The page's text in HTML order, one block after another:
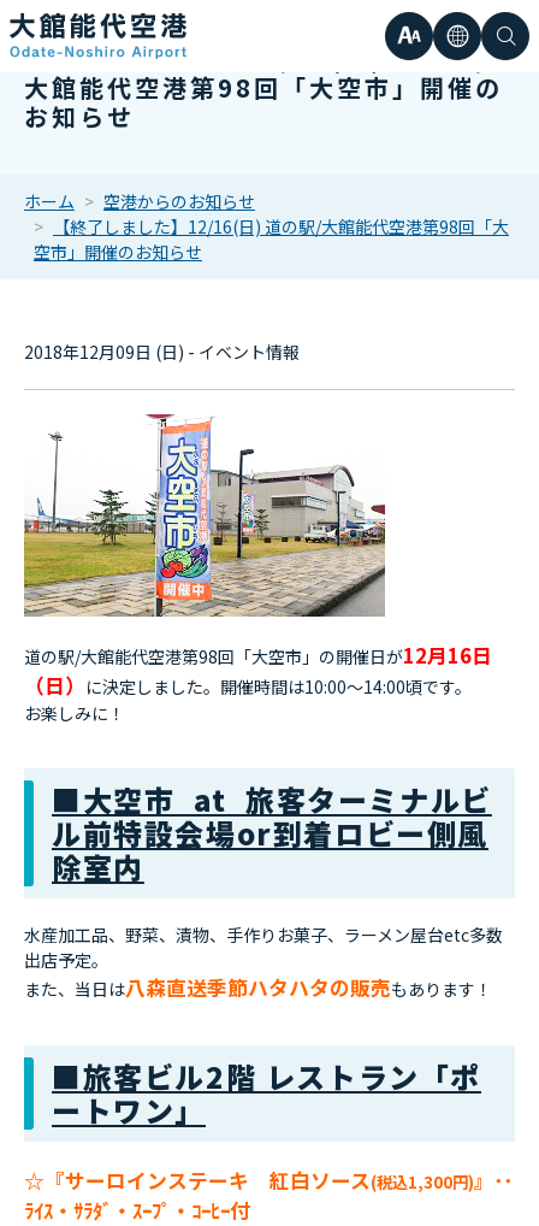
文
サ
小
大
言日本語
検
【終了しました】12/16(日) 道の駅/
大館能代空港第98回「大空市」開催の
お知らせ
ホーム
空港からのお知らせ
【終了しました】12/16(日) 道の駅/大館能代空港第98回「大
空市」開催のお知らせ
2018年12月09日 (日) - イベント情報
道の駅/大館能代空港第98回「大空市」の開催日が12月16日
（日）
に決定しました。開催時間は10:00～14:00頃です。
お楽しみに！
■大空市 at 旅客ターミナルビ
ル前特設会場or到着ロビー側風
除室内
水産加工品、野菜、漬物、手作りお菓子、ラーメン屋台etc多数
出店予定。
また、当日は八森直送季節ハタハタの販売もあります！
■旅客ビル2階 レストラン「ポ
ートワン」
☆『サーロインステーキ 紅白ソース(税込1,300円)』 ･･
ﾗｲｽ・ｻﾗﾀﾞ・ｽｰﾌﾟ・ｺｰﾋｰ付